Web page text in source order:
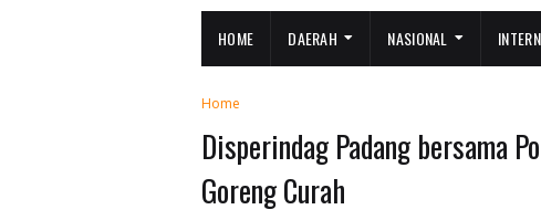
HOME DAERAH NASIONAL
Home
Disperindag Padang bersama
Goreng Curah